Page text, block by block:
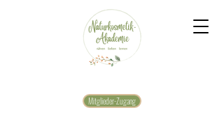
Mitglieder-Zugang